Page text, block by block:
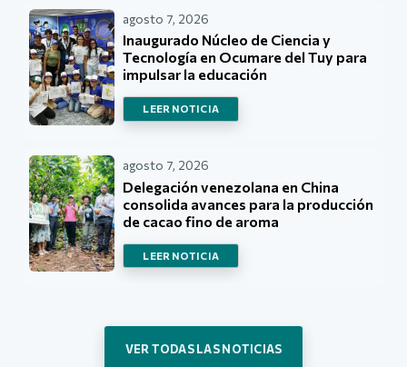
agosto 7, 2026
Inaugurado Núcleo de Ciencia y
Tecnología en Ocumare del Tuy para
impulsar la educación
LEER NOTICIA
agosto 7, 2026
Delegación venezolana en China
consolida avances para la producción
de cacao fino de aroma
LEER NOTICIA
VER TODAS LAS NOTICIAS